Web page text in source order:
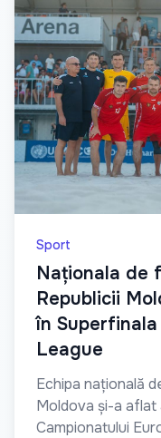
Sport
Naționala de
Republicii
în
League
Echipa națională
Moldova și-a
Campionatului